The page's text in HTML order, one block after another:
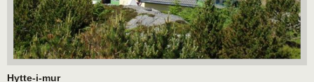
Hytte-i-mur